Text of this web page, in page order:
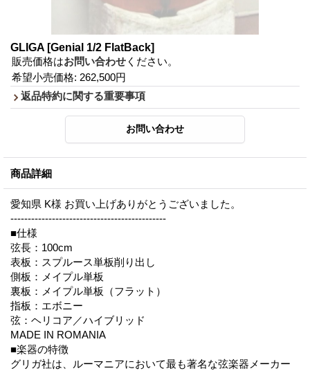
GLIGA [Genial 1/2 FlatBack]
販売価格はお問い合わせ ください。
希望小売価格: 262,500円
返品特約に関する重要事項
商品詳細
愛知県 K様 お買い上げありがとうございました。
---------------------------------------------
■仕様
弦長：100cm
表板：スプルース単板削り出し
側板：メイプル単板
裏板：メイプル単板（フラット）
指板：エボニー
弦：ヘリコア／ハイブリッド
MADE IN ROMANIA
■楽器の特徴
グリガ社は、ルーマニアにおいて最も著名な弦楽器メーカー